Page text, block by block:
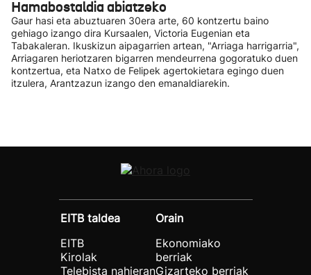
Hamabostaldia abiatzeko
Gaur hasi eta abuztuaren 30era arte, 60 kontzertu baino
gehiago izango dira Kursaalen, Victoria Eugenian eta
Tabakaleran. Ikuskizun aipagarrien artean, "Arriaga harrigarria",
Arriagaren heriotzaren bigarren mendeurrena gogoratuko duen
kontzertua, eta Natxo de Felipek agertokietara egingo duen
itzulera, Arantzazun izango den emanaldiarekin.
EITB taldea
EITB
Kirolak
Telebista nahieran
Orain
Ekonomiako
berriak
Gizarteko berriak